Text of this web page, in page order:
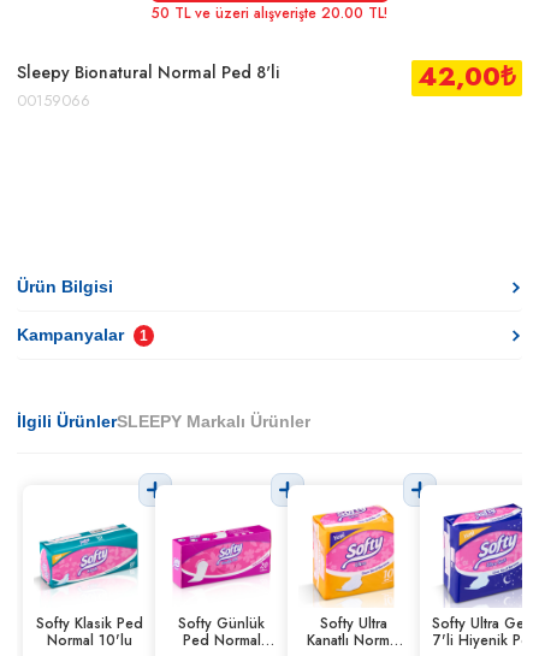
50 TL ve üzeri alışverişte 20.00 TL!
Sleepy Bionatural Normal Ped 8'li
00159066
42,00₺
Ürün Bilgisi
Kampanyalar 1
İlgili ÜrünlerSLEEPY Markalı Ürünler
Softy Klasik Ped
Normal 10'lu
Softy Günlük
Ped Normal
Softy Ultra
Kanatlı Normal
Softy Ultra Gece
7'li Hiyenik Ped